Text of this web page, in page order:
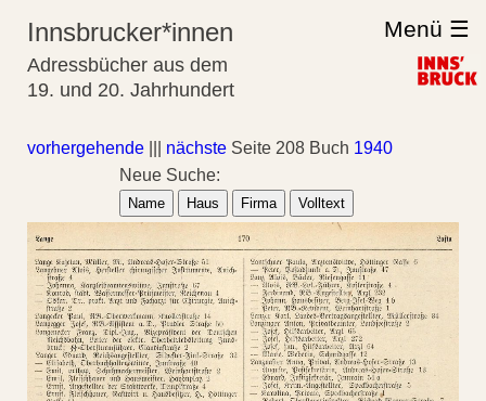
Innsbrucker*innen
Adressbücher aus dem
19. und 20. Jahrhundert
Menü ☰
vorhergehende nächste Seite 208 Buch 1940
Neue Suche:
Name Haus Firma Volltext